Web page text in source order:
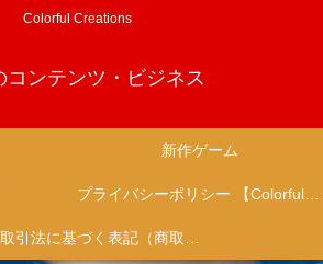
Colorful Creations
コンテンツ・ビジネス
新作ゲーム
プライバシーポリシー 【Colorful Creation】
特定商取引法に基づく表記（商取引に関する開示）